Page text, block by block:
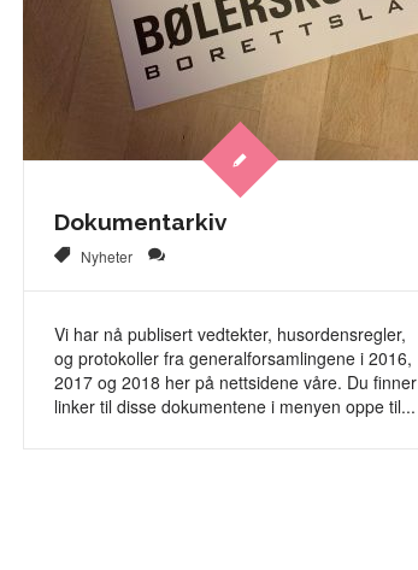
Dokumentarkiv
Nyheter
Vi har nå publisert vedtekter, husordensregler,
og protokoller fra generalforsamlingene i 2016,
2017 og 2018 her på nettsidene våre. Du finner
linker til disse dokumentene i menyen oppe til...